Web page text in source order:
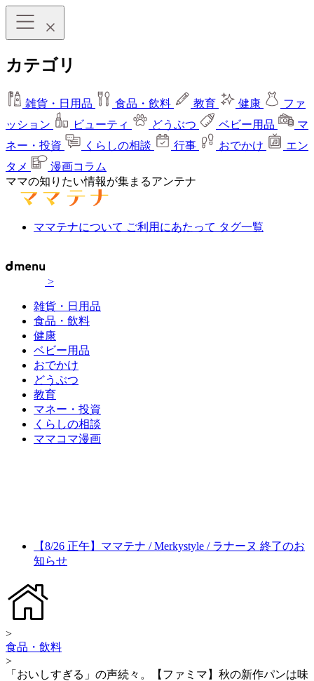
カテゴリ
雑貨・日用品 食品・飲料 教育 健康
ファ
ッション
ビューティ どうぶつ ベビー用品
マ
ネー・投資
くらしの相談 行事 おでかけ
エン
タメ
漫画コラム
ママの知りたい情報が集まるアンテナ
ママテナについて ご利用にあたって タグ一覧
>
雑貨・日用品
食品・飲料
健康
ベビー用品
おでかけ
どうぶつ
教育
マネー・投資
くらしの相談
ママコマ漫画
【8/26 正午】ママテナ / Merkystyle / ラナーヌ 終了のお
知らせ
>
食品・飲料
>
「おいしすぎる」の声続々。【ファミマ】秋の新作パンは味